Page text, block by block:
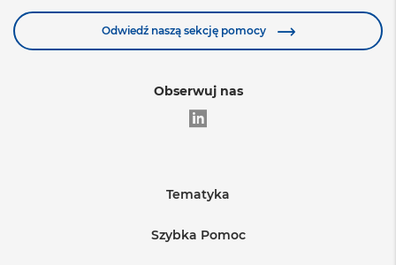
Odwiedź naszą sekcję pomocy
Obserwuj nas
Tematyka
Edukacja
Szybka Pomoc